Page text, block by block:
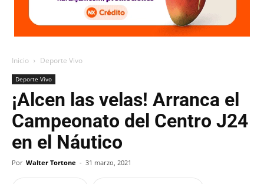
Inicio Deporte Vivo
Deporte Vivo
¡Alcen las velas! Arranca el
Campeonato del Centro J24
en el Náutico
Por Walter Tortone - 31 marzo, 2021